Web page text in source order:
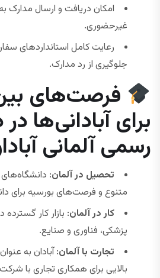
امکان دریافت و ارسال
غیرحضوری.
رعایت کامل استانداردهای
جلوگیری از رد مدارک.
فرصت‌های
برای آبادانی‌ها در
رسمی آلمانی
تحصیل در آلمان:
متنوع و فرصت‌های بورسیه برای
کار در آلمان: بازار کار
پزشکی، فناوری و صنایع.
تجارت با آلمان: آبادان به
بالایی برای همکاری تجاری با